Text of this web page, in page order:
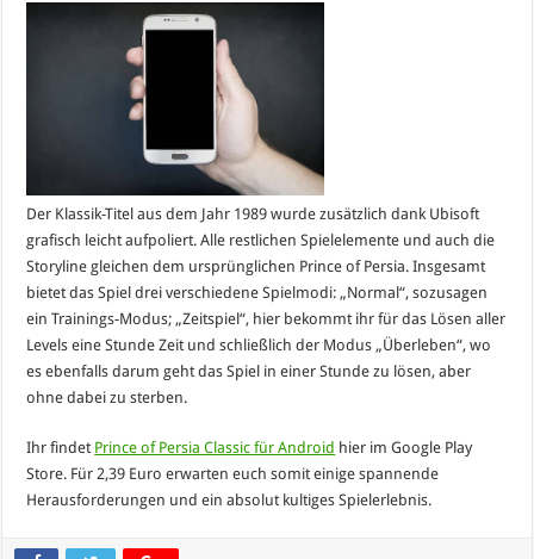
Der Klassik-Titel aus dem Jahr 1989 wurde zusätzlich dank Ubisoft
grafisch leicht aufpoliert. Alle restlichen Spielelemente und auch die
Storyline gleichen dem ursprünglichen Prince of Persia. Insgesamt
bietet das Spiel drei verschiedene Spielmodi: „Normal“, sozusagen
ein Trainings-Modus; „Zeitspiel“, hier bekommt ihr für das Lösen aller
Levels eine Stunde Zeit und schließlich der Modus „Überleben“, wo
es ebenfalls darum geht das Spiel in einer Stunde zu lösen, aber
ohne dabei zu sterben.
Ihr findet Prince of Persia Classic für Android hier im Google Play
Store. Für 2,39 Euro erwarten euch somit einige spannende
Herausforderungen und ein absolut kultiges Spielerlebnis.